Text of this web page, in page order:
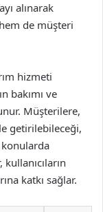
alınarak
de müşteri
hizmeti
bakımı ve
Müşterilere,
getirilebileceği,
konularda
katkı sağlar.